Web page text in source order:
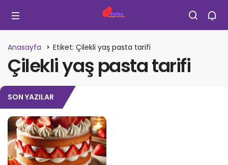
Anasayfa Etiket: Çilekli yaş pasta tarifi
Çilekli yaş pasta tarifi
SON YAZILAR